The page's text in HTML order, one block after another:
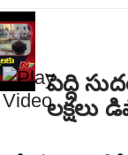
పెద్ది
లక్షలు